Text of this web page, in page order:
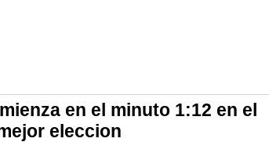
en el minuto 1:12 en el
eleccion